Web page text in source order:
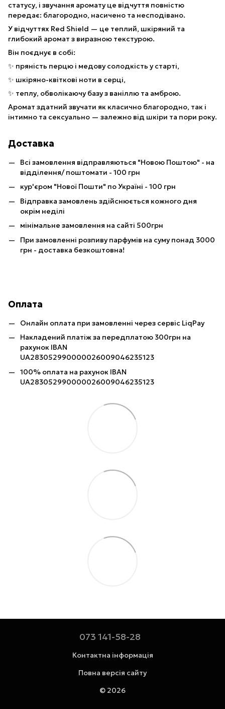
статусу, і звучання аромату це відчуття повністю
передає: благородно, насичено та несподівано.
У відчуттях Red Shield — це теплий, шкіряний та
глибокий аромат з виразною текстурою.
Він поєднує в собі:
✨ пряність перцю і медову солодкість у старті,
✨ шкіряно-квіткові ноти в серці,
✨ теплу, обволікаючу базу з ваніллю та амброю.
Аромат здатний звучати як класично благородно, так і
інтимно та сексуально — залежно від шкіри та пори року.
Доставка
Всі замовлення відправляються "Новою Поштою" - на
відділення/ поштомати - 100 грн
кур'єром "Нової Пошти" по Україні - 100 грн
Відправка замовлень здійснюється кожного дня
окрім неділі
мінімальне замовлення на сайті 500грн
При замовленні розпиву парфумів на суму понад 3000
грн - доставка безкоштовна!
Оплата
Онлайн оплата при замовленні через сервіс LiqPay
Накладений платіж за передплатою 300грн на
рахунок IBAN
UA283052990000026009046235123
100% оплата на рахунок IBAN
UA283052990000026009046235123
073 141-58-28
Контактна інформація
Повна версія сайту
© 2026